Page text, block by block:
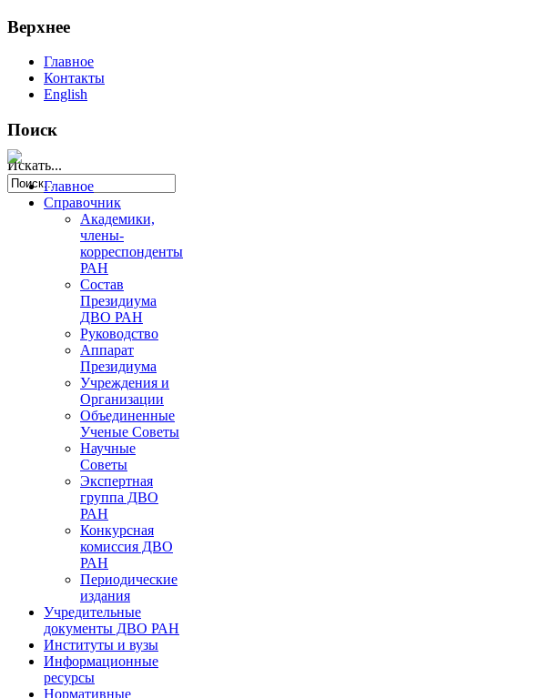
Верхнее
Главное
Контакты
English
Поиск
Искать...
Главное
Справочник
Академики,
члены-
корреспонденты
РАН
Состав
Президиума
ДВО РАН
Руководство
Аппарат
Президиума
Учреждения и
Организации
Объединенные
Ученые Советы
Научные
Советы
Экспертная
группа ДВО
РАН
Конкурсная
комиссия ДВО
РАН
Периодические
издания
Учредительные
документы ДВО РАН
Институты и вузы
Информационные
ресурсы
Нормативные